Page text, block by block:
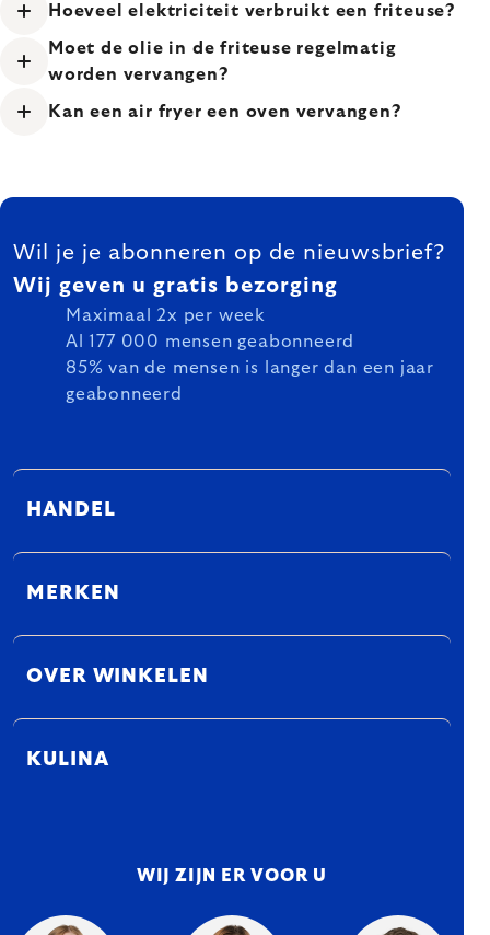
Hoeveel elektriciteit verbruikt een friteuse?
Moet de olie in de friteuse regelmatig
worden vervangen?
Kan een air fryer een oven vervangen?
FOOTER
Wil je je abonneren op de nieuwsbrief?
Wij geven u gratis bezorging
Maximaal 2x per week
Al 177 000 mensen geabonneerd
85% van de mensen is langer dan een jaar
geabonneerd
HANDEL
MERKEN
OVER WINKELEN
KULINA
WIJ ZIJN ER VOOR U